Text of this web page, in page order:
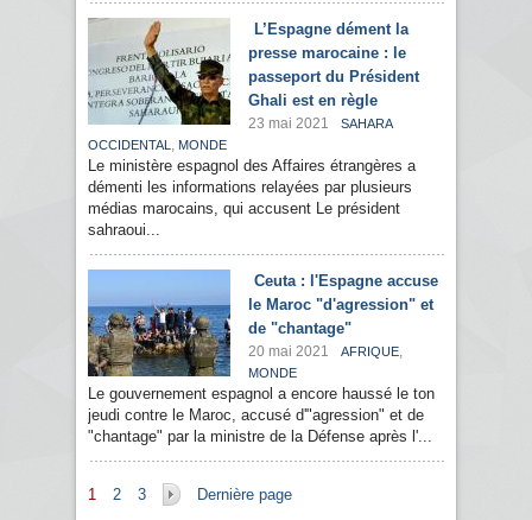
L’Espagne dément la
presse marocaine : le
passeport du Président
Ghali est en règle
23 mai 2021
SAHARA
OCCIDENTAL , MONDE
Le ministère espagnol des Affaires étrangères a
démenti les informations relayées par plusieurs
médias marocains, qui accusent Le président
sahraoui...
Ceuta : l'Espagne accuse
le Maroc "d'agression" et
de "chantage"
20 mai 2021 AFRIQUE,
MONDE
Le gouvernement espagnol a encore haussé le ton
jeudi contre le Maroc, accusé d'"agression" et de
"chantage" par la ministre de la Défense après l'...
Pages
1 2 3 Dernière page